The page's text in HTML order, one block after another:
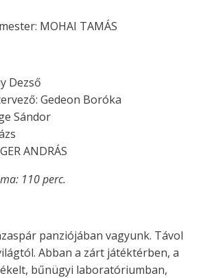
MOHAI TAMÁS
Dezső
Gedeon Boróka
Sándor
ANDRÁS
110 perc.
panziójában vagyunk. Távol
Abban a zárt játéktérben, a
bűnügyi laboratóriumban,